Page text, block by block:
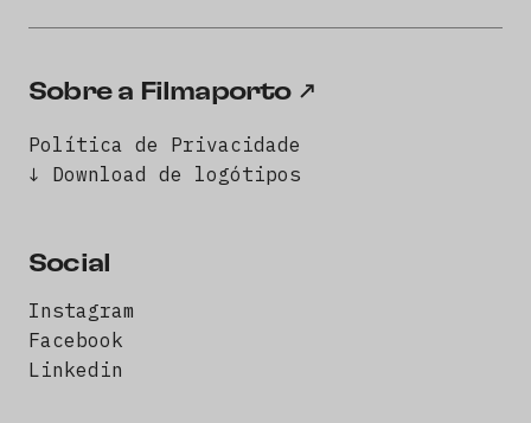
Sobre a Filmaporto
Política de Privacidade
↓ Download de logótipos
Social
Instagram
Facebook
Linkedin